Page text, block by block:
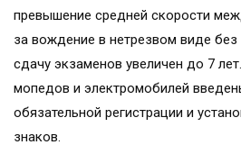
превышение средней скорости
за вождение в нетрезвом виде без
сдачу экзаменов увеличен до 7
мопедов и электромобилей
обязательной регистрации и
знаков.